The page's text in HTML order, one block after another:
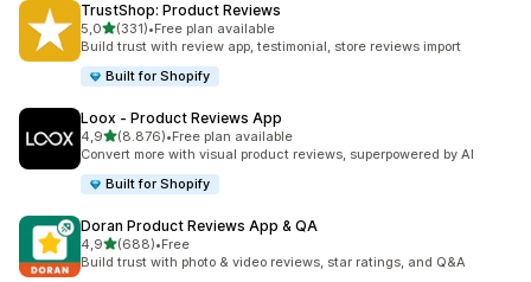
TrustShop: Product Reviews
5,05 yıldız üzerinden
(331)
toplam 331 değerlendirme
•Free plan available
Build trust with review app, testimonial, store reviews import
Built for Shopify
Loox ‑ Product Reviews App
4,95 yıldız üzerinden
(8.876)
toplam 8876 değerlendirme
•Free plan available
Convert more with visual product reviews, superpowered by AI
Built for Shopify
Doran Product Reviews App & QA
4,95 yıldız üzerinden
(688)
toplam 688 değerlendirme
•Free
Build trust with photo & video reviews, star ratings, and Q&A